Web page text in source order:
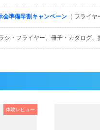
会準備早割キャンペーン （ フライ
ラシ・フライヤー、冊子・カタログ
体験レビュー